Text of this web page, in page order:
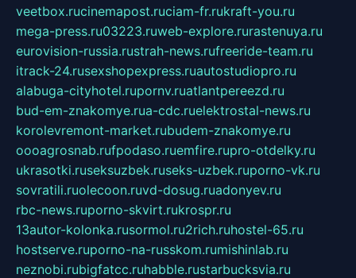
veetbox.rucinemapost.ruciam-fr.rukraft-you.ru
mega-press.ru03223.ruweb-explore.rurastenuya.ru
eurovision-russia.rustrah-news.rufreeride-team.ru
itrack-24.rusexshopexpress.ruautostudiopro.ru
alabuga-cityhotel.rupornv.ruatlantpereezd.ru
bud-em-znakomye.rua-cdc.ruelektrostal-news.ru
korolevremont-market.rubudem-znakomye.ru
oooagrosnab.rufpodaso.ruemfire.rupro-otdelky.ru
ukrasotki.ruseksuzbek.ruseks-uzbek.ruporno-vk.ru
sovratili.ruolecoon.ruvd-dosug.ruadonyev.ru
rbc-news.ruporno-skvirt.rukrospr.ru
13autor-kolonka.rusormol.ru2rich.ruhostel-65.ru
hostserve.ruporno-na-russkom.rumishinlab.ru
neznobi.rubigfatcc.ruhabble.rustarbucksvia.ru